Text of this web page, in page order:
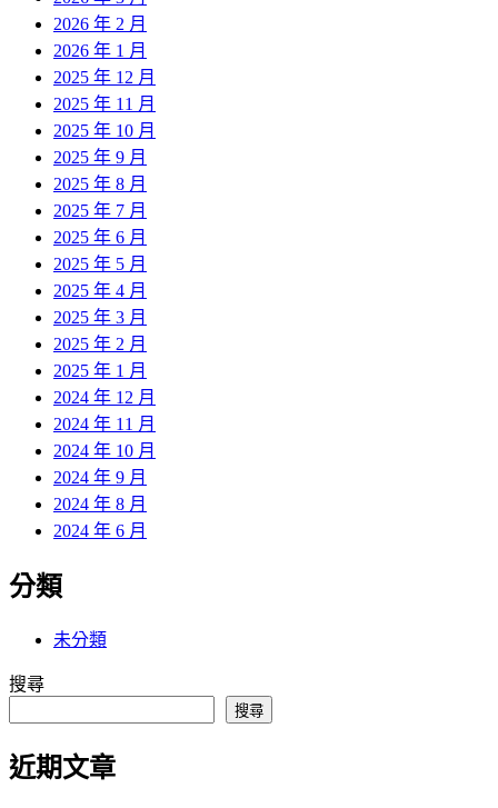
2026 年 2 月
2026 年 1 月
2025 年 12 月
2025 年 11 月
2025 年 10 月
2025 年 9 月
2025 年 8 月
2025 年 7 月
2025 年 6 月
2025 年 5 月
2025 年 4 月
2025 年 3 月
2025 年 2 月
2025 年 1 月
2024 年 12 月
2024 年 11 月
2024 年 10 月
2024 年 9 月
2024 年 8 月
2024 年 6 月
分類
未分類
搜尋
搜尋
近期文章